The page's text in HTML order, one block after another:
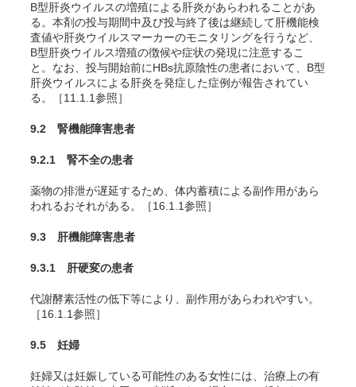
B型肝炎ウイルスの増殖による肝炎があらわれることがあ
る。本剤の投与期間中及び投与終了後は継続して肝機能検
査値や肝炎ウイルスマーカーのモニタリングを行うなど、
B型肝炎ウイルス増殖の徴候や症状の発現に注意するこ
と。なお、投与開始前にHBs抗原陰性の患者において、B型
肝炎ウイルスによる肝炎を発症した症例が報告されてい
る。［11.1.1参照］
9.2 腎機能障害患者
9.2.1 腎不全の患者
薬物の排泄が遅延するため、体内蓄積による副作用があら
われるおそれがある。［16.1.1参照］
9.3 肝機能障害患者
9.3.1 肝硬変の患者
代謝酵素活性の低下等により、副作用があらわれやすい。
［16.1.1参照］
9.5 妊婦
妊婦又は妊娠している可能性のある女性には、治療上の有